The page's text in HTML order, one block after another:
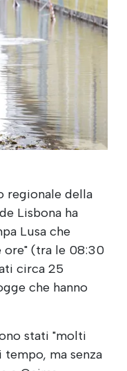
regionale della
Lisbona ha
Lusa che
ore" (tra le 08:30
circa 25
che hanno
stati "molti
ma senza